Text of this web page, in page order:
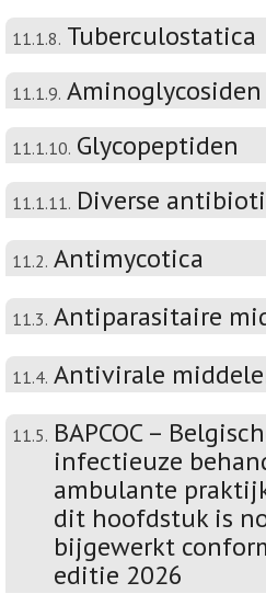
11.1.8. Tuberculostatica
11.1.9. Aminoglycosiden
11.1.10. Glycopeptiden
11.1.11. Diverse
11.2. Antimycotica
11.3. Antiparasitaire
11.4. Antivirale
11.5. BAPCOC –
infectieuze
ambulante
dit hoofdstuk is
bijgewerkt
editie 2026